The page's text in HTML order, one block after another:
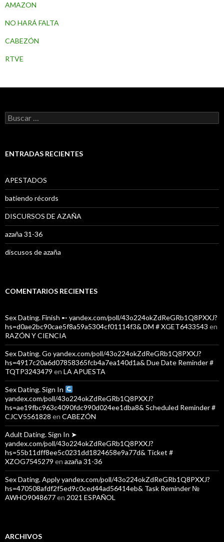
AMAZON
NO HARÁ FALTA
CABEZÓN
RTVE
B
u
a
ENTRADAS RECIENTES
APESTADOS
batiendo récords
DISCURSOS DE AZAÑA
azaña 31-36
discusos de azaña
COMENTARIOS RECIENTES
Sex Dating. Finish ➸ yandex.com/poll/43o224okZdReGRb1Q8PXXJ?
hs=d0ae2bc90cae5f8a59a5304cf01114f3& DM # XGET6433543 en
RAZÓN Y CIENCIA
Sex Dating. Go yandex.com/poll/43o224okZdReGRb1Q8PXXJ?
hs=4917c20a6d07858365fcb4a7ea140d1a& Due Date Reminder #
TQTP3243479 en LA APUESTA
Sex Dating. Sign In
yandex.com/poll/43o224okZdReGRb1Q8PXXJ?
hs=ae19fbc963c4090fdc990d024ee1dba8& Scheduled Reminder #
CJCV5561828 en CABEZÓN
Adult Dating. Sign In ➤
yandex.com/poll/43o224okZdReGRb1Q8PXXJ?
hs=55b11dff8ee5c0231dd1824658e9a77d& Ticket #
XZOG7545279 en azaña 31-36
Sex Dating. Apply yandex.com/poll/43o224okZdReGRb1Q8PXXJ?
hs=470508afdf2f5ed9c0ced44ad56414eb& Task Reminder №
AWHO9048677en 2021 ESPAÑOL
ARCHIVOS